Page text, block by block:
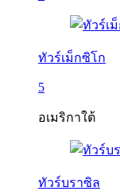
ทัวร์เม็กซิโก
5
อเมริกาใต้
ทัวร์บราซิล